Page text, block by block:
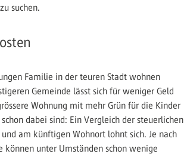
suchen.
Familie in der teuren Stadt wohnen
Gemeinde lässt sich für weniger Geld
Wohnung mit mehr Grün für die Kinder
dabei sind: Ein Vergleich der steuerlichen
am künftigen Wohnort lohnt sich. Je nach
können unter Umständen schon wenige